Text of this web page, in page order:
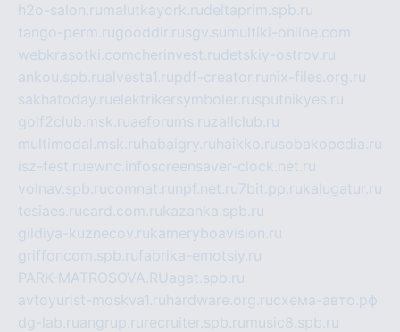
h2o-salon.ru malutkayork.rudeltaprim.spb.ru
tango-perm.rugooddir.rusgv.su multiki-online.com
webkrasotki.comcherinvest.rudetskiy-ostrov.ru
ankou.spb.rualvesta1.rupdf-creator.ru nix-files.org.ru
sakhatoday.ruelektrikersymboler.rusputnikyes.ru
golf2club.msk.ruaeforums.ruzallclub.ru
multimodal.msk.ru habaigry.ru haikko.rusobakopedia.ru
isz-fest.ruewnc.infoscreensaver-clock.net.ru
volnav.spb.rucomnat.ru npf.net.ru7bit.pp.rukalugatur.ru
tesiaes.rucard.com.rukazanka.spb.ru
gildiya-kuznecov.rukameryboavision.ru
griffoncom.spb.rufabrika-emotsiy.ru
PARK-MATROSOVA.RUagat.spb.ru
avtoyurist-moskva1.ru hardware.org.ruсхема-авто.рф
dg-lab.ruangrup.ru recruiter.spb.ru music8.spb.ru